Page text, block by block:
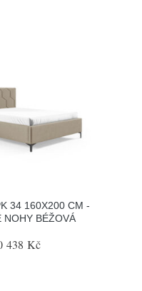
34 160X200 CM -
NOHY BÉŽOVÁ
438 Kč